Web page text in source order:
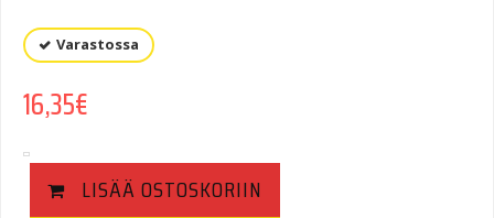
Varastossa
16,35€
LISÄÄ OSTOSKORIIN